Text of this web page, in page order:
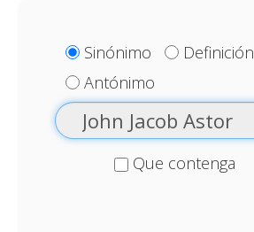
Sinónimo
Definición
Antónimo
Que contenga